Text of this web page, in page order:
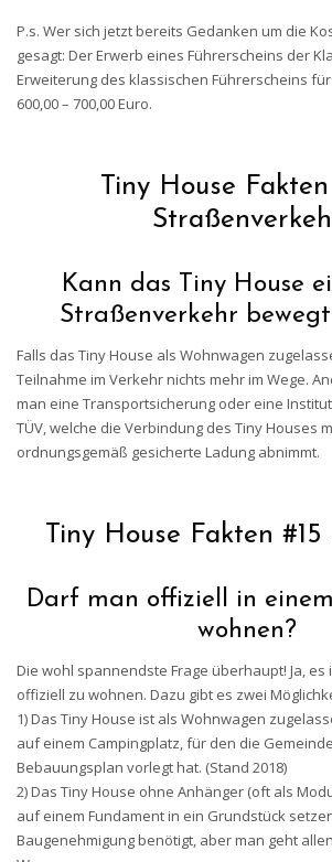
P.s. Wer sich jetzt bereits Gedanken um die
gesagt: Der Erwerb eines Führerscheins der
Erweiterung des klassischen Führerscheins
600,00 – 700,00 Euro.
Tiny House Fakten
Kann das Tiny House
Straßenverkehr
Falls das Tiny House als Wohnwagen
Teilnahme im Verkehr nichts mehr im Wege.
man eine Transportsicherung oder eine
TÜV, welche die Verbindung des Tiny Houses
ordnungsgemäß gesicherte Ladung abnimmt.
Tiny House Fakten
Darf man offiziell in
wohnen?
Die wohl spannendste Frage überhaupt! Ja, es
offiziell zu wohnen. Dazu gibt es zwei
1) Das Tiny House ist als Wohnwagen
auf einem Campingplatz, für den die
Bebauungsplan vorlegt hat. (Stand 2018)
2) Das Tiny House ohne Anhänger (oft als
auf einem Fundament in ein Grundstück
Baugenehmigung benötigt, aber man geht